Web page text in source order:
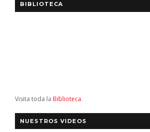
BIBLIOTECA
Visita toda la Biblioteca.
NUESTROS VIDEOS